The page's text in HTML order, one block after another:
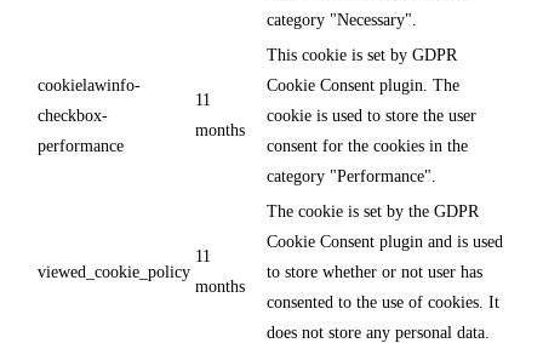
category "Necessary".
cookielawinfo-
checkbox-
performance
11
months
This cookie is set by GDPR
Cookie Consent plugin. The
cookie is used to store the user
consent for the cookies in the
category "Performance".
viewed_cookie_policy
11
months
The cookie is set by the GDPR
Cookie Consent plugin and is used
to store whether or not user has
consented to the use of cookies. It
does not store any personal data.